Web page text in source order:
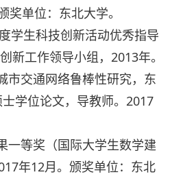
奖单位：东北大学。
学生科技创新活动优秀指导
新工作领导小组，2013年。
市交通网络鲁棒性研究，东
学位论文，导教师。2017
一等奖（国际大学生数学建
年12月。颁奖单位：东北